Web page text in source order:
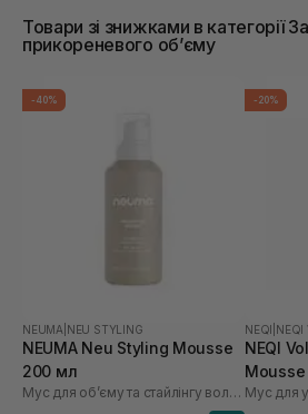
Товари зі знижками в категорії
прикореневого обʼєму
-40%
NEUMA NEU STYLING
NEUMA Neu Styling Mousse
200 мл
Мус для обʼєму та стайлінгу волосся
-20%
NEQI NEQI
NEQI
Mousse